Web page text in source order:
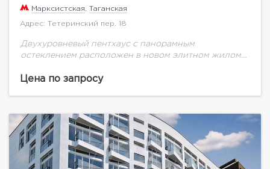
Марксистская Таганская
Адрес: Тетеринский пер. 18
Двухуровневый пентхаус с панорамным
остеклением расположен в новом элитном жилом
Шоколад". Площадь пентхауса
Цена по запросу